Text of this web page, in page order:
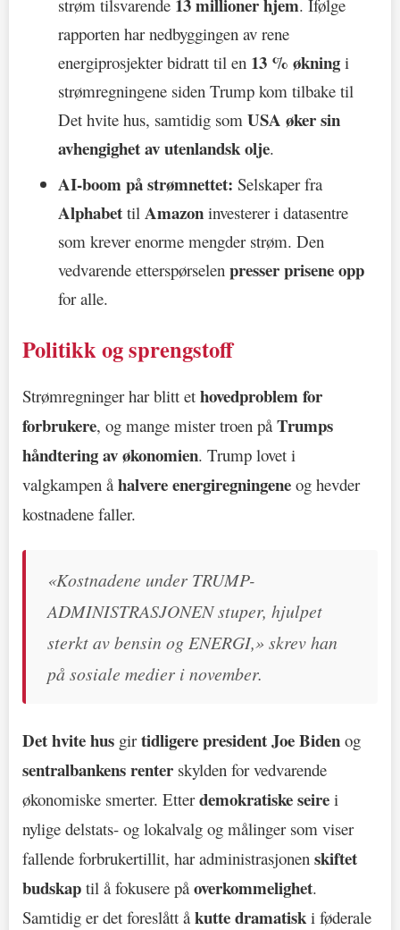
strøm tilsvarende 13 millioner hjem. Ifølge
rapporten har nedbyggingen av rene
energiprosjekter bidratt til en 13 % økning i
strømregningene siden Trump kom tilbake til
Det hvite hus, samtidig som USA øker sin
avhengighet av utenlandsk olje.
AI-boom på strømnettet: Selskaper fra
Alphabet til Amazon investerer i datasentre
som krever enorme mengder strøm. Den
vedvarende etterspørselen presser prisene opp
for alle.
Politikk og sprengstoff
Strømregninger har blitt et hovedproblem for
forbrukere, og mange mister troen påTrumps
håndtering av økonomien. Trump lovet i
valgkampen åhalvere energiregningene og hevder
kostnadene faller.
«Kostnadene under TRUMP-
ADMINISTRASJONEN stuper, hjulpet
sterkt av bensin og ENERGI,» skrev han
på sosiale medier i november.
Det hvite hus girtidligere president Joe Biden og
sentralbankens renter skylden for vedvarende
økonomiske smerter. Etterdemokratiske seire i
nylige delstats- og lokalvalg og målinger som viser
fallende forbrukertillit, har administrasjonen skiftet
budskap til å fokusere påoverkommelighet.
Samtidig er det foreslått åkutte dramatisk i føderale